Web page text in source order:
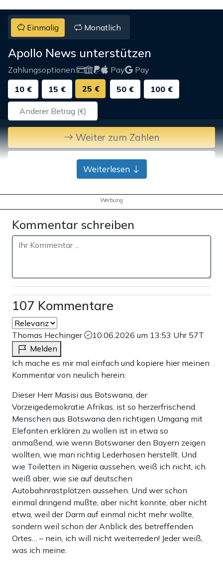
Einmalig Monatlich
Apollo News unterstützen
Zahlungsoptionen: Pay
Pay
10 €
15 € 25 € 50 € 100 €
Weiter zum Zahlen
Bank-Überweisung
Weiterlesen
Werbung
Kommentar schreiben
107 Kommentare
Thomas Hechinger 10.06.2026 um 13:53 Uhr 57T
Melden
Ich mache es mir mal einfach und kopiere hier meinen
Kommentar von neulich herein:
Dieser Herr Masisi aus Botswana, der
Vorzeigedemokratie Afrikas, ist so herzerfrischend.
Menschen aus Botswana den richtigen Umgang mit
Elefanten erklären zu wollen ist in etwa so
anmaßend, wie wenn Botswaner den Bayern zeigen
wollten, wie man richtig Lederhosen herstellt. Und
wie Toiletten in Nigeria aussehen, weiß ich nicht, ich
weiß aber, wie sie auf deutschen
Autobahnrastplätzen aussehen. Und wer schon
einmal dringend mußte, aber nicht konnte, aber nicht
etwa, weil der Darm auf einmal nicht mehr wollte,
sondern weil schon der Anblick des betreffenden
Ortes… – nein, ich will nicht weiterreden! Jeder weiß,
was ich meine.